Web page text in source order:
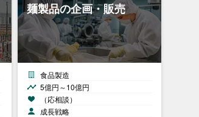
麺製品の企画・販売
食品製造
5億円～10億円
（応相談）
成長戦略